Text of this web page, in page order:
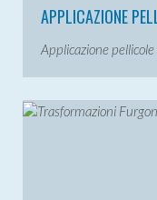
APPLICAZIONE
Applicazione